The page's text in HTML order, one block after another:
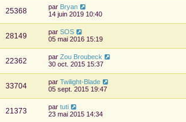
25368 par Bryan
14 juin 2019 10:40
28149 par SOS
05 mai 2016 15:19
22362 par Zou Broubeck
30 oct. 2015 15:37
33704 par Twilight-Blade
05 sept. 2015 19:47
21373 par tuti
23 mai 2015 14:34